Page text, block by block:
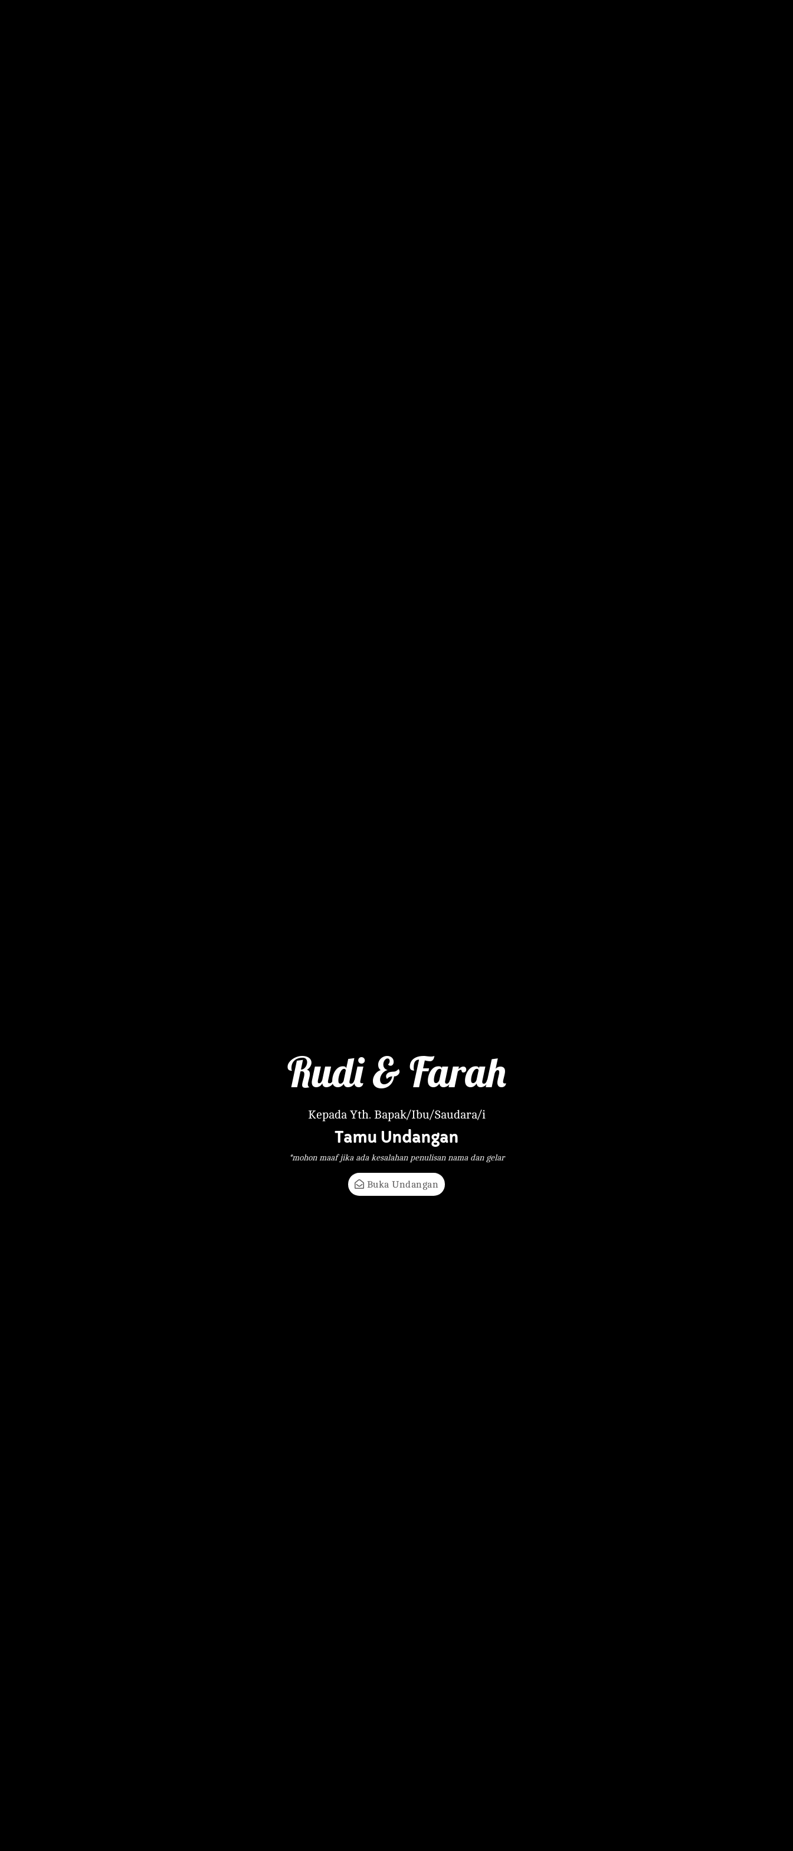
Rudi & Farah
Kepada Yth. Bapak/Ibu/Saudara/i
Tamu Undangan
*mohon maaf jika ada kesalahan penulisan nama dan gelar
Buka Undangan